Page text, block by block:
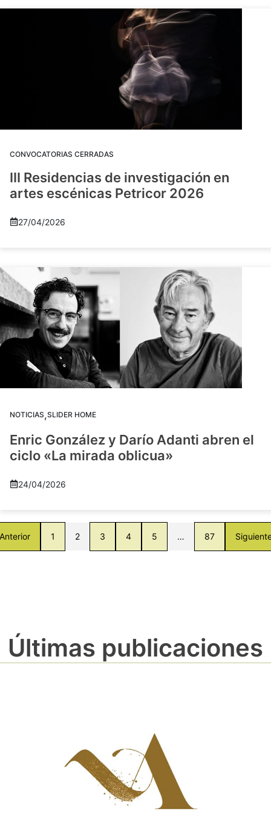
CONVOCATORIAS CERRADAS
III Residencias de investigación en
artes escénicas Petricor 2026
27/04/2026
NOTICIAS,SLIDER HOME
Enric González y Darío Adanti abren el
ciclo «La mirada oblicua»
24/04/2026
1 2 3 4 5 … 87
Últimas publicaciones